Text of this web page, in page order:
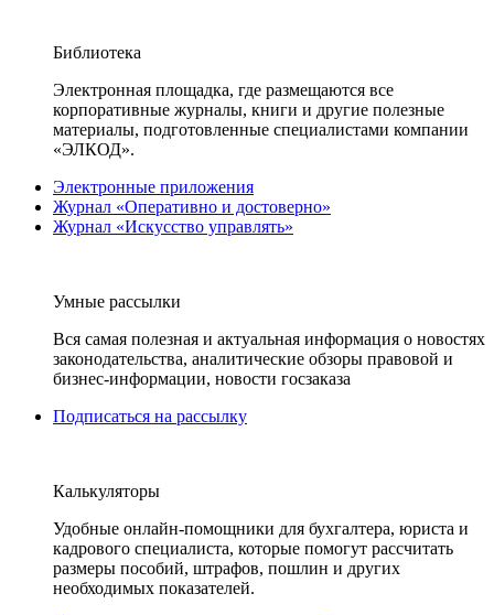
Библиотека
Электронная площадка, где размещаются все
корпоративные журналы, книги и другие полезные
материалы, подготовленные специалистами компании
«ЭЛКОД».
Электронные приложения
Журнал «Оперативно и достоверно»
Журнал «Искусство управлять»
Умные рассылки
Вся самая полезная и актуальная информация о новостях
законодательства, аналитические обзоры правовой и
бизнес-информации, новости госзаказа
Подписаться на рассылку
Калькуляторы
Удобные онлайн-помощники для бухгалтера, юриста и
кадрового специалиста, которые помогут рассчитать
размеры пособий, штрафов, пошлин и других
необходимых показателей.